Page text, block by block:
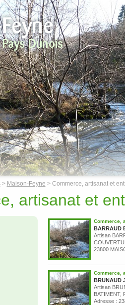
> Maison-Feyne > Commerce, artisanat et
artisanat et
Commerce,
BARRAUD
Artisan
23800
Commerce,
BRUNAUD
Artisan
BATIMENT,
Adresse :